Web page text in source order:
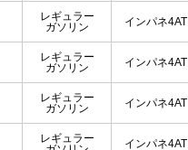
レギュラー
ガソリン
インパネ4AT
レギュラー
ガソリン
インパネ4AT
レギュラー
ガソリン
インパネ4AT
レギュラー
インパネ4AT